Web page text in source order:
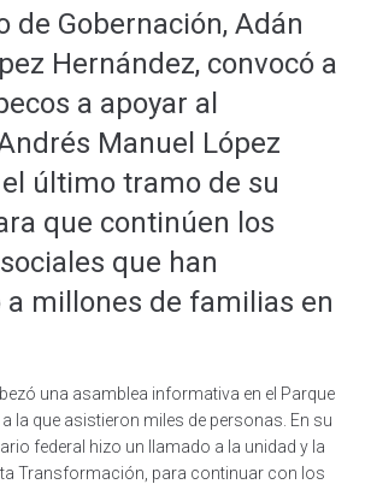
de Gobernación, Adán
Hernández, convocó a
a apoyar al
Manuel López
último tramo de su
que continúen los
que han
a millones de familias en
una asamblea informativa en el Parque
la que asistieron miles de personas. En su
federal hizo un llamado a la unidad y la
Transformación, para continuar con los